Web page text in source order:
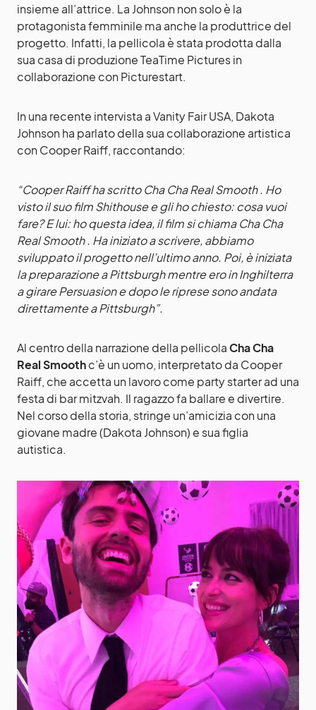
insieme all’attrice. La Johnson non solo è la
protagonista femminile ma anche la produttrice del
progetto. Infatti, la pellicola è stata prodotta dalla
sua casa di produzione TeaTime Pictures in
collaborazione con Picturestart.
In una recente intervista a Vanity Fair USA, Dakota
Johnson ha parlato della sua collaborazione artistica
con Cooper Raiff, raccontando:
“Cooper Raiff ha scritto Cha Cha Real Smooth . Ho
visto il suo film Shithouse e gli ho chiesto: cosa vuoi
fare? E lui: ho questa idea, il film si chiama Cha Cha
Real Smooth . Ha iniziato a scrivere, abbiamo
sviluppato il progetto nell’ultimo anno. Poi, è iniziata
la preparazione a Pittsburgh mentre ero in Inghilterra
a girare Persuasion e dopo le riprese sono andata
direttamente a Pittsburgh”.
Al centro della narrazione della pellicolaCha Cha
Real Smoothc’è un uomo, interpretato da Cooper
Raiff, che accetta un lavoro come party starter ad una
festa di bar mitzvah. Il ragazzo fa ballare e divertire.
Nel corso della storia, stringe un’amicizia con una
giovane madre (Dakota Johnson) e sua figlia
autistica.